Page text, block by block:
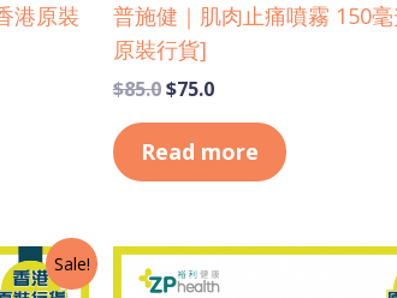
港原裝
普施健｜肌肉止痛噴霧 150
原裝行貨]
$85.0$75.0
Read more
Sale!
Original
price
Current
price